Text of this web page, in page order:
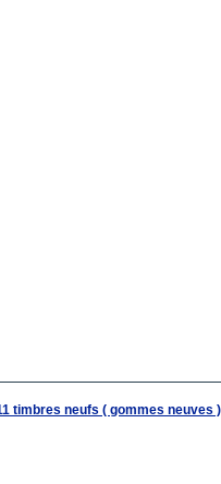
timbres neufs ( gommes neuves )